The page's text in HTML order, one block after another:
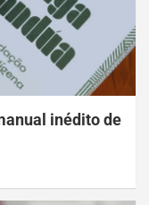
inédito de